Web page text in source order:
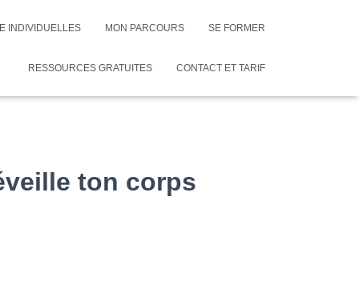
INDIVIDUELLES MON PARCOURS SE FORMER
RESSOURCES GRATUITES CONTACT ET TARIF
ton corps